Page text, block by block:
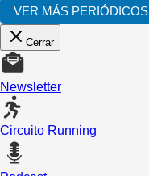
VER MÁS PERIÓDICOS
Cerrar
Newsletter
Circuito Running